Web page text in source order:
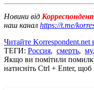
Новини від
наш канал https://t.me/
Читайте Korrespondent.net
ТЕГИ: Россия, смерть,
Якщо ви помітили
натисніть Ctrl + Enter,